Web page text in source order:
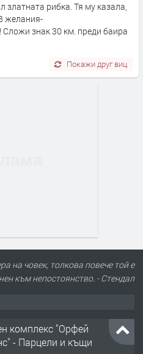
златната рибка. Тя му казала,
желания-
знак 30 км. преди баира
Покажи друг виц
на човек, толкова повече той е
към непостоянство. - Стендал
комплекс "Орфей
- Парцели и къщи